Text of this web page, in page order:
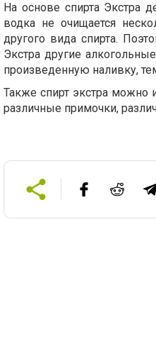
На основе спирта Экстра
водка не очищается
другого вида спирта.
Экстра другие
произведенную наливку,
Также спирт экстра можно
различные примочки,